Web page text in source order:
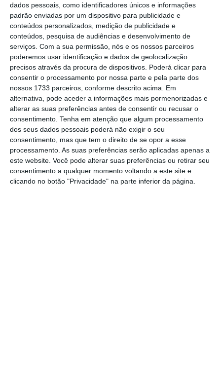
dados pessoais, como identificadores únicos e informações
padrão enviadas por um dispositivo para publicidade e
conteúdos personalizados, medição de publicidade e
conteúdos, pesquisa de audiências e desenvolvimento de
serviços. Com a sua permissão, nós e os nossos parceiros
poderemos usar identificação e dados de geolocalização
precisos através da procura de dispositivos. Poderá clicar para
consentir o processamento por nossa parte e pela parte dos
nossos 1733 parceiros, conforme descrito acima. Em
alternativa, pode aceder a informações mais pormenorizadas e
alterar as suas preferências antes de consentir ou recusar o
consentimento. Tenha em atenção que algum processamento
dos seus dados pessoais poderá não exigir o seu
consentimento, mas que tem o direito de se opor a esse
processamento. As suas preferências serão aplicadas apenas a
este website. Você pode alterar suas preferências ou retirar seu
consentimento a qualquer momento voltando a este site e
clicando no botão "Privacidade" na parte inferior da página.
mostram que a elaboração de decisões é
sempre feita no limite dos prazos legais.
Assim,só em dezembro de 2024 é que a
entidade proferiu 12 decisões sancionatórias
relativamente às eleições legislativas de 2019
cujo prazo de prescrição se esgotava em
fevereiro de 2025. Atualmente,ainda ainda a
elaborar decisões relativamente a eleições
como as autárquicas de 2017, as regionais dos
Açores de 2020 ou as presidenciais de 2021.
ECFP não antecipa prescrições, apesar de mais